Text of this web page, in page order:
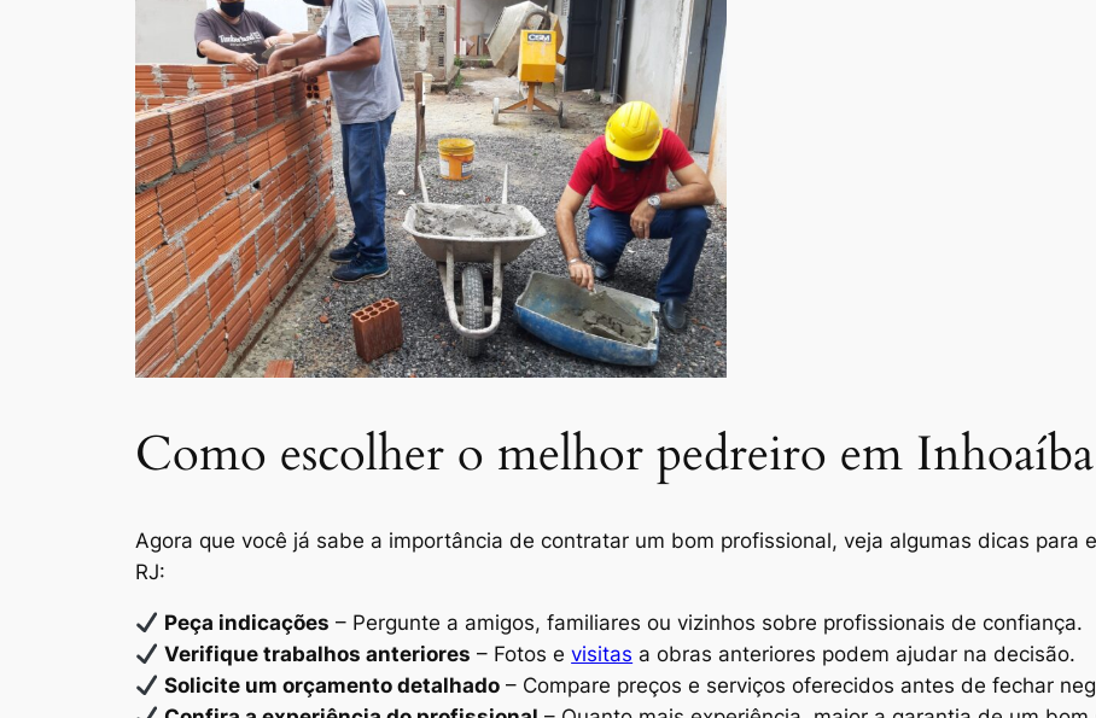
Como escolher o melhor pedreiro em Inhoaíba
Agora que você já sabe a importância de contratar um bom profissional, veja algumas dicas para
RJ:
Peça indicações – Pergunte a amigos, familiares ou vizinhos sobre profissionais de confiança.
Verifique trabalhos anteriores – Fotos evisitas a obras anteriores podem ajudar na decisão.
Solicite um orçamento detalhado – Compare preços e serviços oferecidos antes de fechar